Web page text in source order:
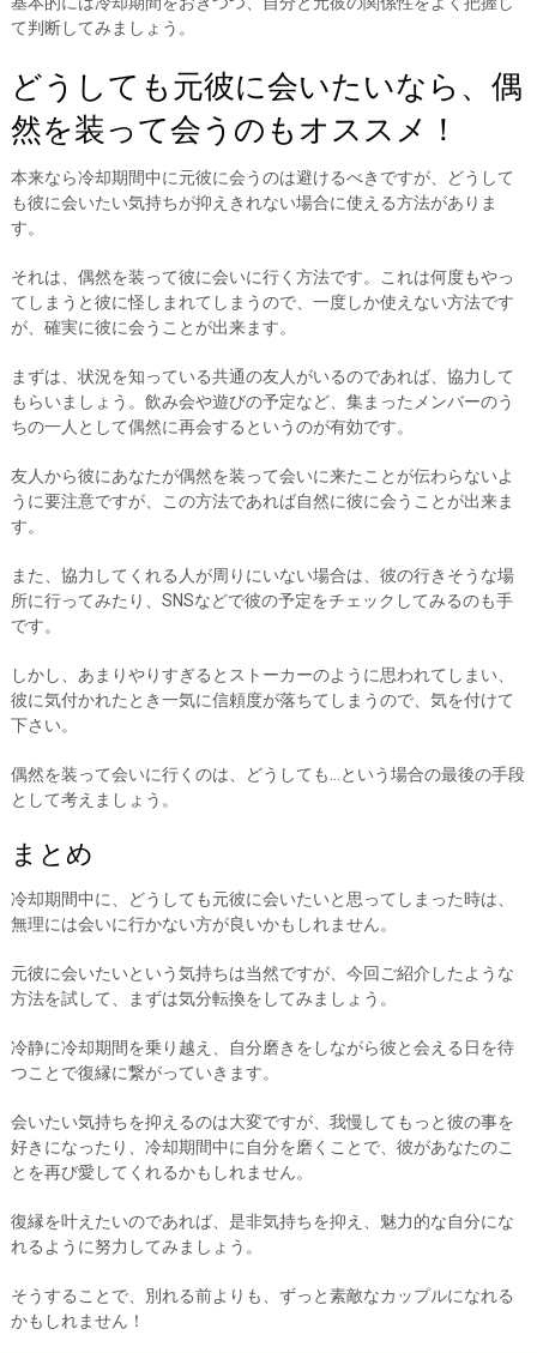
て判断してみましょう。
どうしても元彼に会いたいなら、偶
然を装って会うのもオススメ！
本来なら冷却期間中に元彼に会うのは避けるべきですが、どうして
も彼に会いたい気持ちが抑えきれない場合に使える方法がありま
す。
それは、偶然を装って彼に会いに行く方法です。これは何度もやっ
てしまうと彼に怪しまれてしまうので、一度しか使えない方法です
が、確実に彼に会うことが出来ます。
まずは、状況を知っている共通の友人がいるのであれば、協力して
もらいましょう。飲み会や遊びの予定など、集まったメンバーのう
ちの一人として偶然に再会するというのが有効です。
友人から彼にあなたが偶然を装って会いに来たことが伝わらないよ
うに要注意ですが、この方法であれば自然に彼に会うことが出来ま
す。
また、協力してくれる人が周りにいない場合は、彼の行きそうな場
所に行ってみたり、SNSなどで彼の予定をチェックしてみるのも手
です。
しかし、あまりやりすぎるとストーカーのように思われてしまい、
彼に気付かれたとき一気に信頼度が落ちてしまうので、気を付けて
下さい。
偶然を装って会いに行くのは、どうしても…という場合の最後の手段
として考えましょう。
まとめ
冷却期間中に、どうしても元彼に会いたいと思ってしまった時は、
無理には会いに行かない方が良いかもしれません。
元彼に会いたいという気持ちは当然ですが、今回ご紹介したような
方法を試して、まずは気分転換をしてみましょう。
冷静に冷却期間を乗り越え、自分磨きをしながら彼と会える日を待
つことで復縁に繋がっていきます。
会いたい気持ちを抑えるのは大変ですが、我慢してもっと彼の事を
好きになったり、冷却期間中に自分を磨くことで、彼があなたのこ
とを再び愛してくれるかもしれません。
復縁を叶えたいのであれば、是非気持ちを抑え、魅力的な自分にな
れるように努力してみましょう。
そうすることで、別れる前よりも、ずっと素敵なカップルになれる
かもしれません！